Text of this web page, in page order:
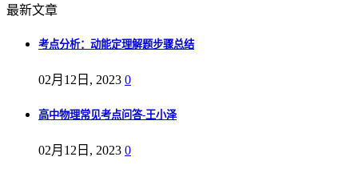
最新文章
考点分析：动能定理解题步骤总结
02月12日, 2023 0
高中物理常见考点问答-王小泽
02月12日, 2023 0